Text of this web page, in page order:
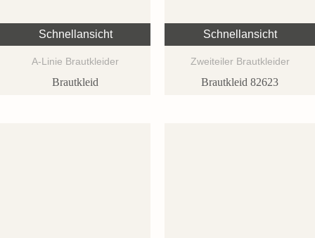
Schnellansicht
A-Linie Brautkleider
Brautkleid
Schnellansicht
Zweiteiler Brautkleider
Brautkleid 82623